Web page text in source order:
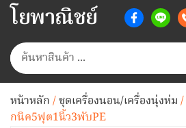
โยพาณิชย์
หน้าหลัก/ชุดเครื่องนอน/เครื่องนุ่งห่ม/
กนิค5ฟุต1นิ้ว3พับPE